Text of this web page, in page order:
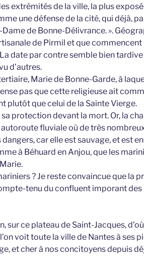
extrémités de la ville, la plus
une défense de la cité, qui déjà,
de Bonne-Délivrance. ».
de Pirmil et que
date par contre semble bien
d’autres.
Marie de Bonne-Garde, à
pas que cette religieuse ait
plutôt que celui de la Sainte Vierge.
protection devant la mort. Or, la
fluviale où de très
car elle est sauvage, et est
à Béhuard en Anjou, que les
? Je reste convaincue que la
tenu du confluent imporant des
sur ce plateau de Saint-Jacques,
voit toute la ville de Nantes à ses
et cher à nos concitoyens depuis